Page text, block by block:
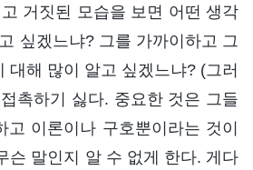
거짓된 모습을 보면 어떤 생각
싶겠느냐? 그를 가까이하고 그
대해 많이 알고 싶겠느냐? (그러
촉하기 싫다. 중요한 것은 그들
고 이론이나 구호뿐이라는 것이
슨 말인지 알 수 없게 한다. 게다